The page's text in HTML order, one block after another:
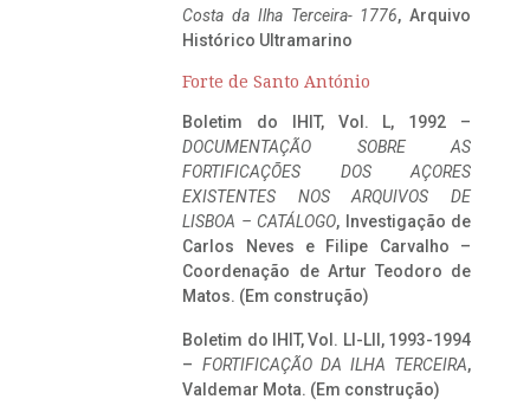
Costa da Ilha Terceira- 1776, Arquivo
Histórico Ultramarino
Forte de Santo António
Boletim do IHIT, Vol. L, 1992 –
DOCUMENTAÇÃO SOBRE AS
FORTIFICAÇÕES DOS AÇORES
EXISTENTES NOS ARQUIVOS DE
LISBOA – CATÁLOGO, Investigação de
Carlos Neves e Filipe Carvalho –
Coordenação de Artur Teodoro de
Matos. (Em construção)
Boletim do IHIT, Vol. LI-LII, 1993-1994
– FORTIFICAÇÃO DA ILHA TERCEIRA,
Valdemar Mota. (Em construção)